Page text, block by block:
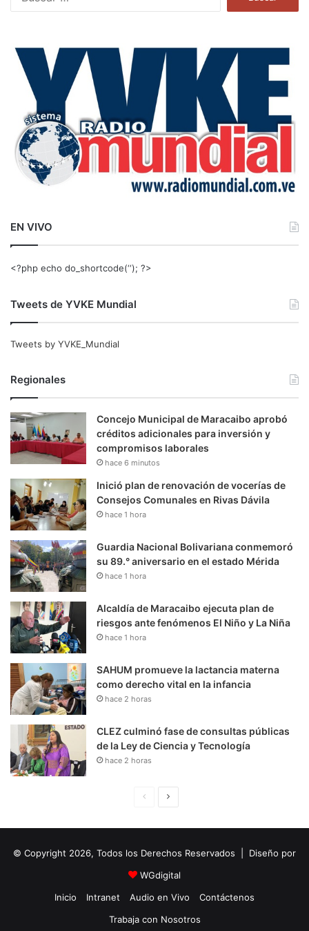
a
EN VIVO
<?php echo do_shortcode(‘‘); ?>
Tweets de YVKE Mundial
Tweets by YVKE_Mundial
Regionales
Concejo Municipal de Maracaibo aprobó
créditos adicionales para inversión y
compromisos laborales
hace 6 minutos
Inició plan de renovación de vocerías de
Consejos Comunales en Rivas Dávila
hace 1 hora
Guardia Nacional Bolivariana conmemoró
su 89.° aniversario en el estado Mérida
hace 1 hora
Alcaldía de Maracaibo ejecuta plan de
riesgos ante fenómenos El Niño y La Niña
hace 1 hora
SAHUM promueve la lactancia materna
como derecho vital en la infancia
hace 2 horas
CLEZ culminó fase de consultas públicas
de la Ley de Ciencia y Tecnología
hace 2 horas
i
n
a
u
i
e
© Copyright 2026, Todos los Derechos Reservados | Diseño por
WGdigital
Inicio
Intranet Audio en Vivo
Contáctenos
Trabaja con Nosotros